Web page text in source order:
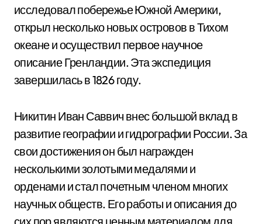
исследовал побережье Южной Америки,
открыл несколько новых островов в Тихом
океане и осуществил первое научное
описание Гренландии. Эта экспедиция
завершилась в 1826 году.
Никитин Иван Саввич внес большой вклад в
развитие географии и гидрографии России. За
свои достижения он был награжден
несколькими золотыми медалями и
орденами и стал почетным членом многих
научных обществ. Его работы и описания до